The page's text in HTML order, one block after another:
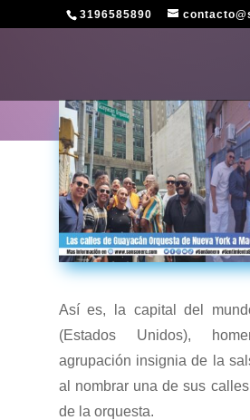
3196585890
Así es, la capital del
(Estados Unidos),
agrupación insignia de la
al nombrar una de sus
de la orquesta.